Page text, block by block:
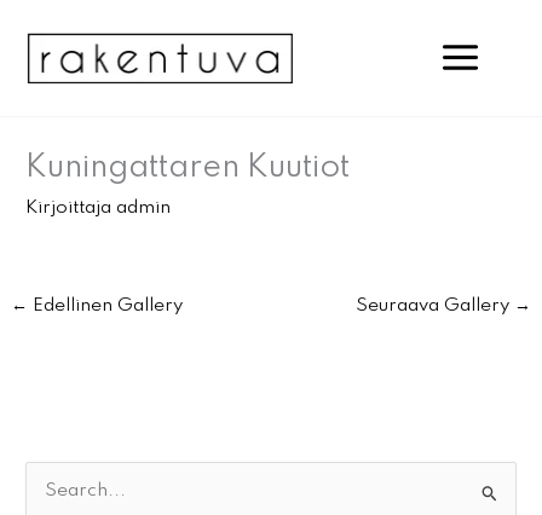
sisältöön
Kuningattaren Kuutiot
Kirjoittaja admin
← Edellinen Gallery Seuraava Gallery →